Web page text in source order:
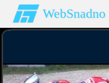
WebSnadno